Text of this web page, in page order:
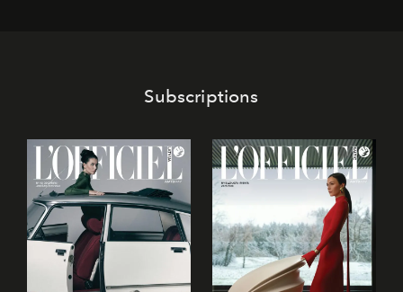
Subscriptions